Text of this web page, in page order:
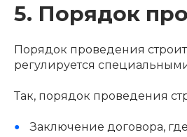
5. Порядок
Порядок проведения
регулируется
Так, порядок проведения
Заключение договора,